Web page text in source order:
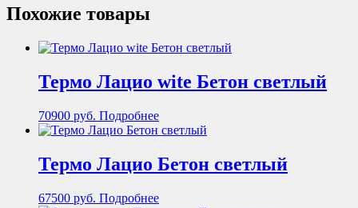
Похожие товары
Термо Лацио wite Бетон светлый
70900 руб. Подробнее
Термо Лацио Бетон светлый
67500 руб. Подробнее